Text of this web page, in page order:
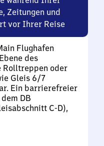
Zeitungen und
vor Ihrer Reise
Flughafen
des
Rolltreppen oder
Gleis 6/7
Ein barrierefreier
DB
C-D),